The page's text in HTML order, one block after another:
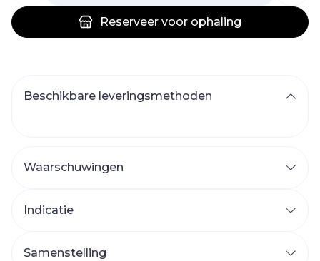
Reserveer voor ophaling
Beschikbare leveringsmethoden
Waarschuwingen
Indicatie
Samenstelling